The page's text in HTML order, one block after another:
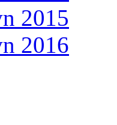
2015
2016